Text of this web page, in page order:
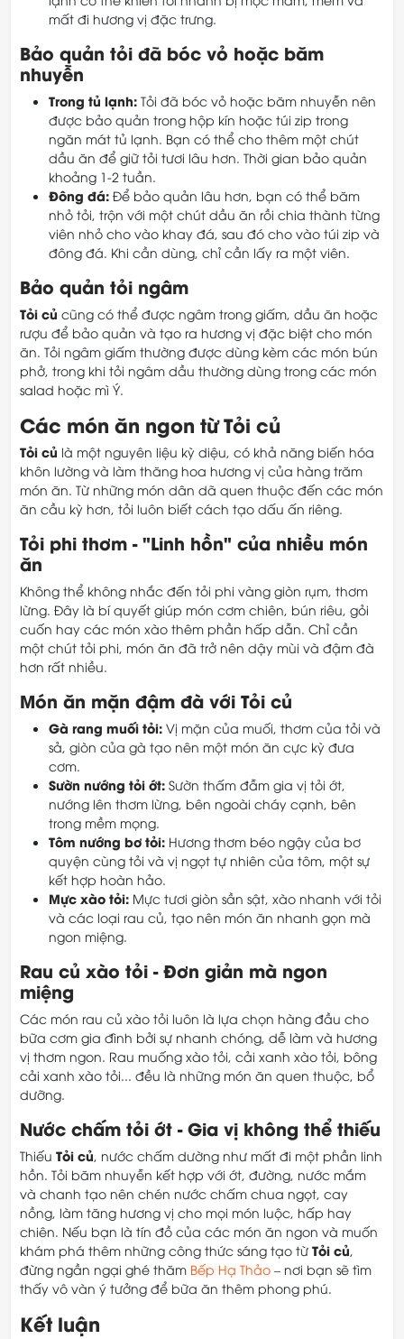
mất đi hương vị đặc trưng.
Bảo quản tỏi đã bóc vỏ hoặc băm
nhuyễn
Trong tủ lạnh: Tỏi đã bóc vỏ hoặc băm nhuyễn nên
được bảo quản trong hộp kín hoặc túi zip trong
ngăn mát tủ lạnh. Bạn có thể cho thêm một chút
dầu ăn để giữ tỏi tươi lâu hơn. Thời gian bảo quản
khoảng 1-2 tuần.
Đông đá: Để bảo quản lâu hơn, bạn có thể băm
nhỏ tỏi, trộn với một chút dầu ăn rồi chia thành từng
viên nhỏ cho vào khay đá, sau đó cho vào túi zip và
đông đá. Khi cần dùng, chỉ cần lấy ra một viên.
Bảo quản tỏi ngâm
Tỏi củ cũng có thể được ngâm trong giấm, dầu ăn hoặc
rượu để bảo quản và tạo ra hương vị đặc biệt cho món
ăn. Tỏi ngâm giấm thường được dùng kèm các món bún
phở, trong khi tỏi ngâm dầu thường dùng trong các món
salad hoặc mì Ý.
Các món ăn ngon từ Tỏi củ
Tỏi củ là một nguyên liệu kỳ diệu, có khả năng biến hóa
khôn lường và làm thăng hoa hương vị của hàng trăm
món ăn. Từ những món dân dã quen thuộc đến các món
ăn cầu kỳ hơn, tỏi luôn biết cách tạo dấu ấn riêng.
Tỏi phi thơm - "Linh hồn" của nhiều món
ăn
Không thể không nhắc đến tỏi phi vàng giòn rụm, thơm
lừng. Đây là bí quyết giúp món cơm chiên, bún riêu, gỏi
cuốn hay các món xào thêm phần hấp dẫn. Chỉ cần
một chút tỏi phi, món ăn đã trở nên dậy mùi và đậm đà
hơn rất nhiều.
Món ăn mặn đậm đà với Tỏi củ
Gà rang muối tỏi: Vị mặn của muối, thơm của tỏi và
sả, giòn của gà tạo nên một món ăn cực kỳ đưa
cơm.
Sườn nướng tỏi ớt: Sườn thấm đẫm gia vị tỏi ớt,
nướng lên thơm lừng, bên ngoài cháy cạnh, bên
trong mềm mọng.
Tôm nướng bơ tỏi: Hương thơm béo ngậy của bơ
quyện cùng tỏi và vị ngọt tự nhiên của tôm, một sự
kết hợp hoàn hảo.
Mực xào tỏi: Mực tươi giòn sần sật, xào nhanh với tỏi
và các loại rau củ, tạo nên món ăn nhanh gọn mà
ngon miệng.
Rau củ xào tỏi - Đơn giản mà ngon
miệng
Các món rau củ xào tỏi luôn là lựa chọn hàng đầu cho
bữa cơm gia đình bởi sự nhanh chóng, dễ làm và hương
vị thơm ngon. Rau muống xào tỏi, cải xanh xào tỏi, bông
cải xanh xào tỏi... đều là những món ăn quen thuộc, bổ
dưỡng.
Nước chấm tỏi ớt - Gia vị không thể thiếu
Thiếu Tỏi củ , nước chấm dường như mất đi một phần linh
hồn. Tỏi băm nhuyễn kết hợp với ớt, đường, nước mắm
và chanh tạo nên chén nước chấm chua ngọt, cay
nồng, làm tăng hương vị cho mọi món luộc, hấp hay
chiên. Nếu bạn là tín đồ của các món ăn ngon và muốn
khám phá thêm những công thức sáng tạo từ Tỏi củ
đừng ngần ngại ghé thăm Bếp Hạ Thảo – nơi bạn sẽ tìm
thấy vô vàn ý tưởng để bữa ăn thêm phong phú.
Kết luận